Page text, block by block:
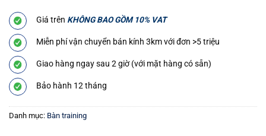
Giá trên KHÔNG BAO GỒM 10% VAT
Miễn phí vận chuyển bán kính 3km với đơn >5 triệu
Giao hàng ngay sau 2 giờ (với mặt hàng có sẵn)
Bảo hành 12 tháng
Danh mục: Bàn training